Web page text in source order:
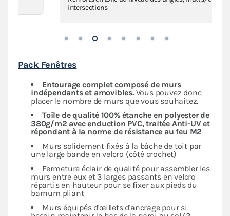
Pack Fenêtres
Entourage complet composé de murs
indépendantset amovibles. Vous pouvez donc
placer le nombre de murs que vous souhaitez.
Toile de qualité 100% étanche en polyester de
380g/m2 avec enduction PVC, traitée Anti-UV et
répondant à la norme de résistance au feu M2
Murs solidement fixés à la bâche de toit par
une large bande en velcro (côté crochet)
Fermeture éclair de qualité pour assembler les
murs entre eux et 3 larges passants en velcro
répartis en hauteur pour se fixer aux pieds du
barnum pliant
Murs équipés d'œillets d'ancrage pour si